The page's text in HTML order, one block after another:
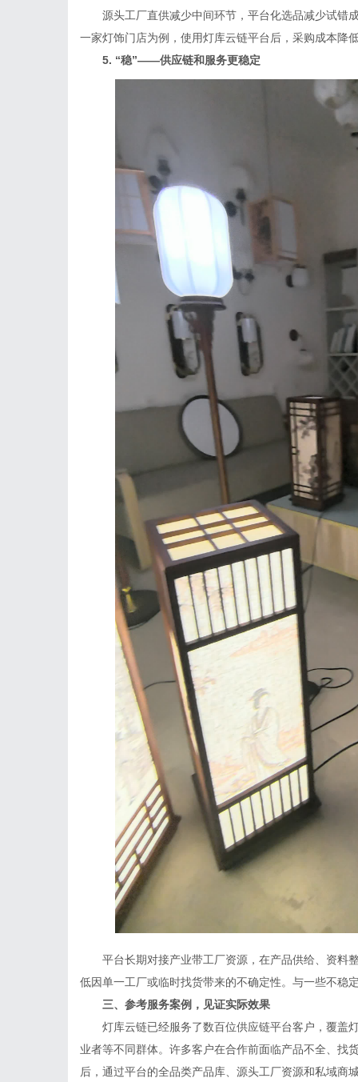
源头工厂直供减少中间环节，平台化选品减少试错
一家灯饰门店为例，使用灯库云链平台后，采购成本降
5. “稳”——供应链和服务更稳定
平台长期对接产业带工厂资源，在产品供给、资料
低因单一工厂或临时找货带来的不确定性。与一些不稳
三、参考服务案例，见证实际效果
灯库云链已经服务了数百位供应链平台客户，覆盖
业者等不同群体。许多客户在合作前面临产品不全、找
后，通过平台的全品类产品库、源头工厂资源和私域商